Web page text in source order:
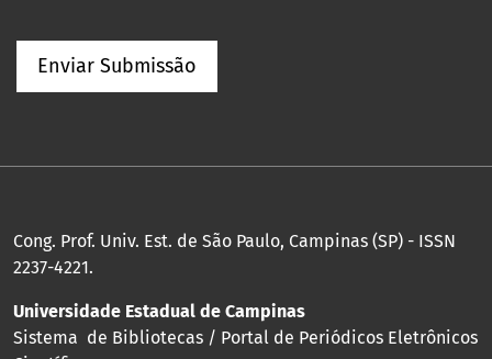
Enviar Submissão
Cong. Prof. Univ. Est. de São Paulo, Campinas (SP) - ISSN
2237-4221.
Universidade Estadual de Campinas
Sistema de Bibliotecas / Portal de Periódicos Eletrônicos